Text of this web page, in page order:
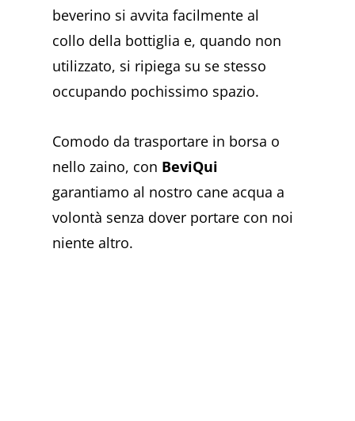
beverino si avvita facilmente al
collo della bottiglia e, quando non
utilizzato, si ripiega su se stesso
occupando pochissimo spazio.
Comodo da trasportare in borsa o
nello zaino, con BeviQui
garantiamo al nostro cane acqua a
volontà senza dover portare con noi
niente altro.